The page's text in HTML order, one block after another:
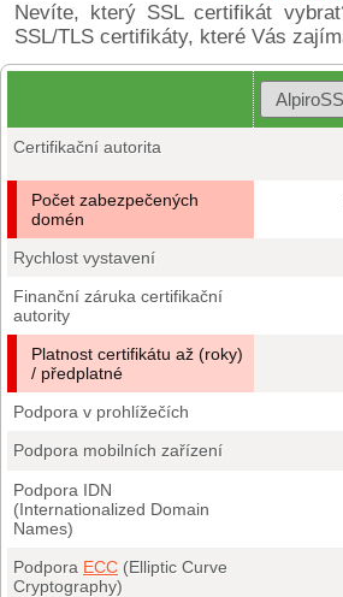
Nevíte, který SSL certifikát
SSL/TLS certifikáty, které Vás
Certifikační autorita
Počet zabezpečených
domén
Rychlost vystavení
Finanční záruka certifikační
autority
Platnost certifikátu až (roky)
/ předplatné
Podpora v prohlížečích
Podpora mobilních zařízení
Podpora IDN
(Internationalized Domain
Names)
Podpora ECC (Elliptic Curve
Cryptography)